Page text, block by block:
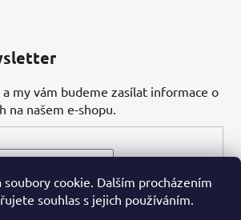
cookie. Dalším procházením
souhlas s jejich používáním.
my vám budeme zasílat informace o
na našem e-shopu.